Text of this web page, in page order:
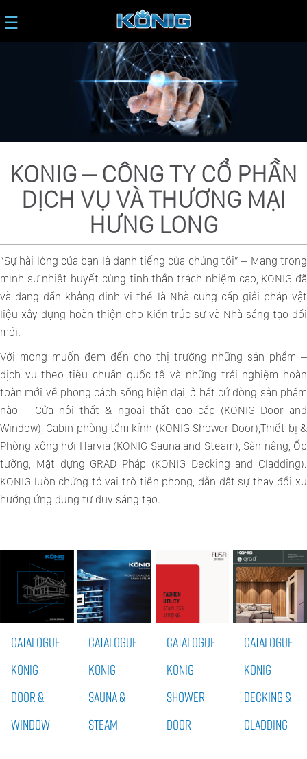
☰
KONIG – CÔNG TY CỔ PHẦN
DỊCH VỤ VÀ THƯƠNG MẠI
HƯNG LONG
“Sự hài lòng của bạn là danh tiếng của chúng tôi” – Mang trong
mình sự nhiệt huyết cùng tinh thần trách nhiệm cao, KONIG đã
và đang dần khẳng định vị thế là Nhà cung cấp giải pháp vật
liệu xây dựng hoàn thiện cho Kiến trúc sư và Nhà sáng tạo đổi
mới.
Với mong muốn đem đến cho thị trường những sản phẩm –
dịch vụ theo tiêu chuẩn quốc tế và những trải nghiệm hoàn
toàn mới về phong cách sống hiện đại, ở bất cứ dòng sản phẩm
nào – Cửa nội thất & ngoại thất cao cấp (KONIG Door and
Window), Cabin phòng tắm kính (KONIG Shower Door),Thiết bị &
Phòng xông hơi Harvia (KONIG Sauna and Steam), Sàn nâng, Ốp
tường, Mặt dựng GRAD Pháp (KONIG Decking and Cladding).
KONIG luôn chứng tỏ vai trò tiên phong, dẫn dắt sự thay đổi xu
hướng ứng dụng tư duy sáng tạo.
CATALOGUE
KONIG
DOOR &
WINDOW
CATALOGUE
KONIG
SAUNA &
STEAM
CATALOGUE
KONIG
SHOWER
DOOR
CATALOGUE
KONIG
DECKING &
CLADDING